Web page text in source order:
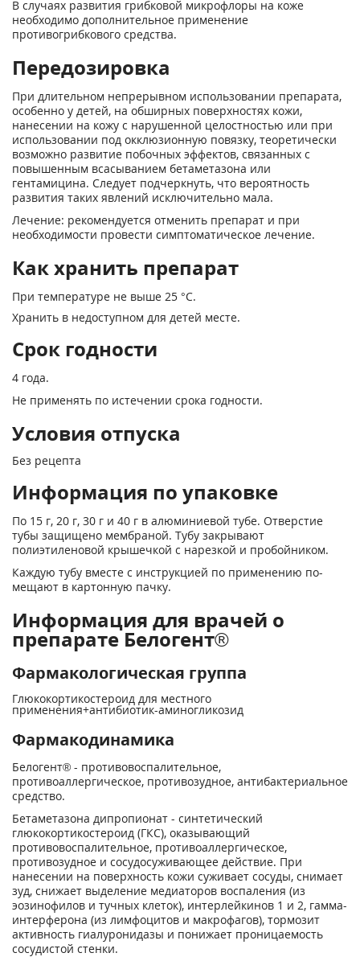
В случаях развития грибковой микрофлоры на коже
необходимо дополнительное применение
противогрибкового средства.
Передозировка
При длительном непрерывном использовании препарата,
особенно у детей, на обширных поверхностях кожи,
нанесении на кожу с нарушенной целостностью или при
использовании под окклюзионную повязку, теоретически
возможно развитие побочных эффектов, связанных с
повышенным всасыванием бетаметазона или
гентамицина. Следует подчеркнуть, что вероятность
развития таких явлений исключительно мала.
Лечение: рекомендуется отменить препарат и при
необходимости провести симптоматическое лечение.
Как хранить препарат
При температуре не выше 25 °С.
Хранить в недоступном для детей месте.
Срок годности
4 года.
Не применять по истечении срока годности.
Условия отпуска
Без рецепта
Информация по упаковке
По 15 г, 20 г, 30 г и 40 г в алюминиевой ту­бе. Отверстие
тубы защищено мембраной. Тубу закрывают
полиэтиленовой крышечкой с нарезкой и пробойником.
Каждую тубу вместе с инструкцией по применению по­
мещают в картонную пачку.
Информация для врачей о
препарате Белогент®
Фармакологическая группа
Глюкокортикостероид для местного
применения+антибиотик-аминогликозид
Фармакодинамика
Белогент® - противовоспалительное,
противоаллергическое, противозудное, антибактериальное
средство.
Бетаметазона дипропионат - синтетический
глюкокортикостероид (ГКС), оказывающий
противовоспалительное, противоаллергическое,
противозудное и сосудосуживающее действие. При
нанесении на поверхность кожи суживает сосуды, снимает
зуд, снижает выделение медиаторов воспаления (из
эозинофилов и тучных клеток), интерлейкинов 1 и 2, гамма-
интерферона (из лимфоцитов и макрофагов), тормозит
активность гиалуронидазы и понижает проницаемость
сосудистой стенки.